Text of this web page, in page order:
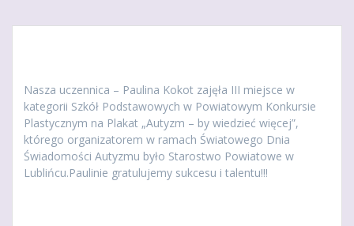
Nasza uczennica – Paulina Kokot zajęła III miejsce w
kategorii Szkół Podstawowych w Powiatowym Konkursie
Plastycznym na Plakat „Autyzm – by wiedzieć więcej”,
którego organizatorem w ramach Światowego Dnia
Świadomości Autyzmu było Starostwo Powiatowe w
Lublińcu.Paulinie gratulujemy sukcesu i talentu!!!